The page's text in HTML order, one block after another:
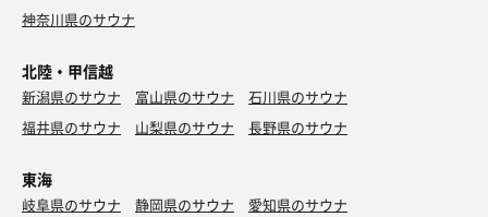
神奈川県のサウナ
北陸・甲信越
新潟県のサウナ 富山県のサウナ
石川県のサウナ
福井県のサウナ
山梨県のサウナ 長野県のサウナ
東海
岐阜県のサウナ 静岡県のサウナ
愛知県のサウナ